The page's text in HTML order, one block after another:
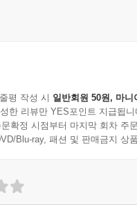
평 작성 시 일반회원 50원, 마니
한 리뷰만 YES포인트 지급됩니
확정 시점부터 마지막 회차 주
Blu-ray, 패션 및 판매금지 상